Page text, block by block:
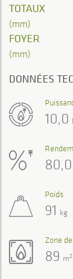
TOTAUX
(mm)
FOYER
(mm)
DONNÉES
10,0
80,0
Zone
89 m2
Poids
91 kg